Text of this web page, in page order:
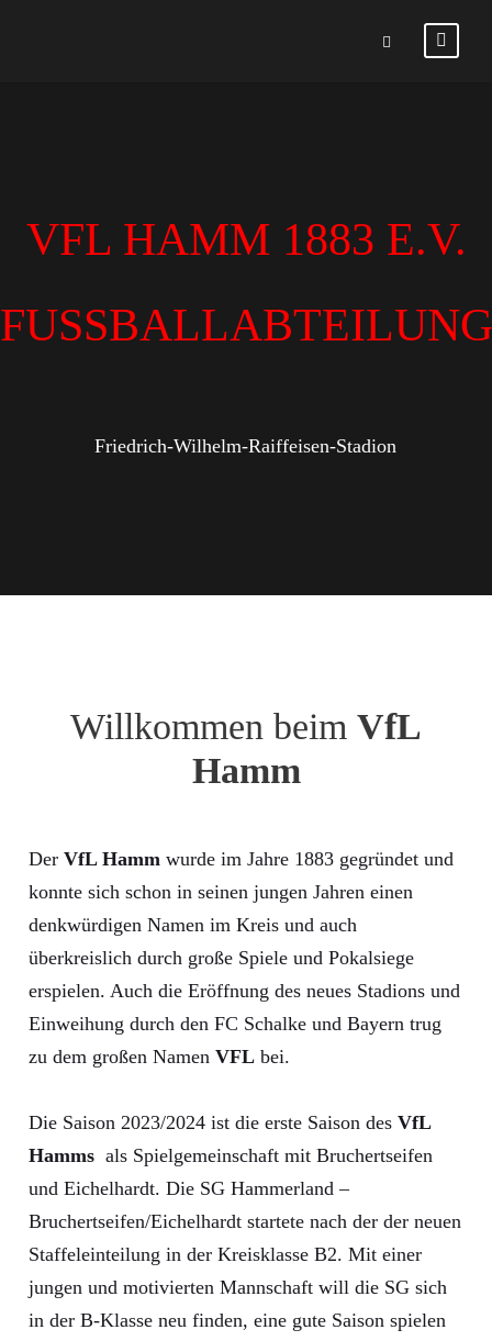
VFL HAMM 1883 E.V.
FUSSBALLABTEILUNG
Friedrich-Wilhelm-Raiffeisen-Stadion
Willkommen beim VfL
Hamm
Der VfL Hamm wurde im Jahre 1883 gegründet und
konnte sich schon in seinen jungen Jahren einen
denkwürdigen Namen im Kreis und auch
überkreislich durch große Spiele und Pokalsiege
erspielen. Auch die Eröffnung des neues Stadions und
Einweihung durch den FC Schalke und Bayern trug
zu dem großen Namen VFL bei.
Die Saison 2023/2024 ist die erste Saison des VfL
Hamms als Spielgemeinschaft mit Bruchertseifen
und Eichelhardt. Die SG Hammerland –
Bruchertseifen/Eichelhardt startete nach der der neuen
Staffeleinteilung in der Kreisklasse B2. Mit einer
jungen und motivierten Mannschaft will die SG sich
in der B-Klasse neu finden, eine gute Saison spielen